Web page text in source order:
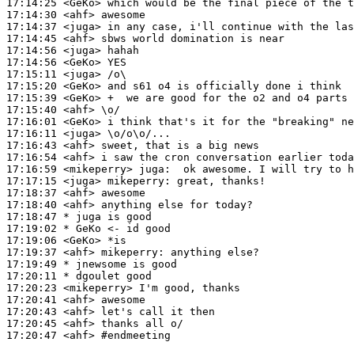
17:14:25 <GeKo>
17:14:30 <ahf>
17:14:37 <juga>
17:14:45 <ahf>
17:14:56 <juga>
17:14:56 <GeKo>
17:15:11 <juga>
17:15:20 <GeKo>
17:15:39 <GeKo>
17:15:40 <ahf>
17:16:01 <GeKo>
17:16:11 <juga>
17:16:43 <ahf>
17:16:54 <ahf>
17:16:59 <mikeperry> juga:
17:17:15 <juga> mikeperry:
17:18:37 <ahf>
17:18:40 <ahf>
17:18:47 * juga
is good
17:19:02 * GeKo <- id good
17:19:06 <GeKo>
17:19:37 <ahf> mikeperry:
17:19:49 * jnewsome
is good
17:20:11 * dgoulet good
17:20:23 <mikeperry>
17:20:41 <ahf>
17:20:43 <ahf>
17:20:45 <ahf>
17:20:47 <ahf> #endmeeting